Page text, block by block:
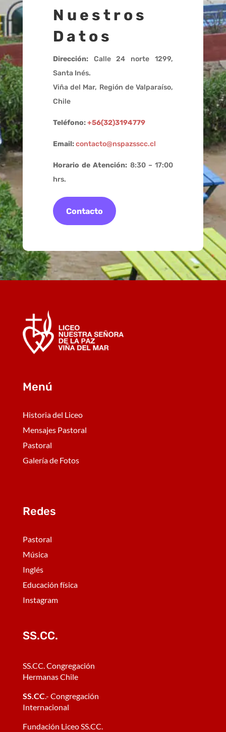
Nuestros
Datos
Dirección:Calle 24 norte 1299,
Santa Inés.
Viña del Mar, Región de Valparaíso,
Chile
Teléfono:+56(32)3194779
Email:contacto@nspazsscc.cl
Horario de Atención: 8:30 – 17:00
hrs.
Contacto
Menú
Historia del Liceo
Mensajes Pastoral
Pastoral
Galería de Fotos
Redes
Pastoral
Música
Inglés
Educación física
Instagram
SS.CC.
SS.CC. Congregación
Hermanas Chile
SS.CC.- Congregación
Internacional
Fundación Liceo SS.CC.